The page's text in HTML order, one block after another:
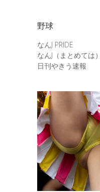
野球
なんJ PRIDE
なんJ（まとめては
日刊やきう速報